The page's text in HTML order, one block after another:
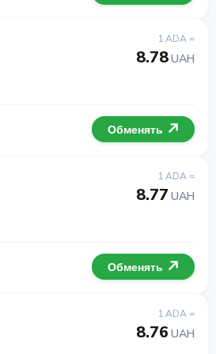
1 ADA =
8.78UAH
Обменять
1 ADA =
8.77 UAH
Обменять
1 ADA =
8.76 UAH